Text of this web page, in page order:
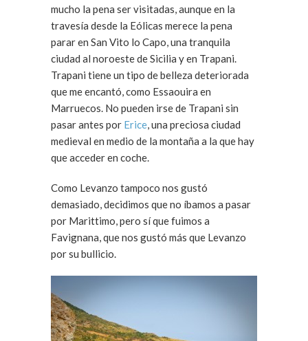
mucho la pena ser visitadas, aunque en la
travesía desde la Eólicas merece la pena
parar en San Vito lo Capo, una tranquila
ciudad al noroeste de Sicilia y en Trapani.
Trapani tiene un tipo de belleza deteriorada
que me encantó, como Essaouira en
Marruecos. No pueden irse de Trapani sin
pasar antes por Erice, una preciosa ciudad
medieval en medio de la montaña a la que hay
que acceder en coche.
Como Levanzo tampoco nos gustó
demasiado, decidimos que no íbamos a pasar
por Marittimo, pero sí que fuimos a
Favignana, que nos gustó más que Levanzo
por su bullicio.